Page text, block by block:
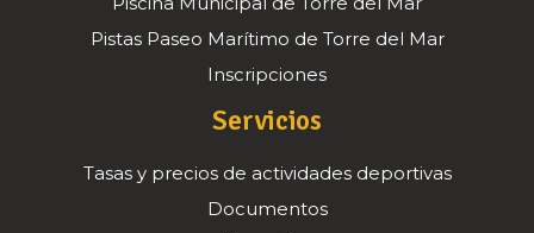
Pistas Paseo Marítimo de Torre del Mar
Inscripciones
Servicios
Tasas y precios de actividades deportivas
Documentos